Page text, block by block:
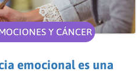
Y CÁNCER
emocional es una